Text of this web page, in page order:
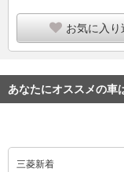
お気に入り
あなたにオススメの車
三菱新着